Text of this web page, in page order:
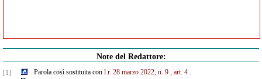
Note del Redattore:
[1] Parola così sostituita con l.r. 28 marzo 2022, n. 9 , art. 4.